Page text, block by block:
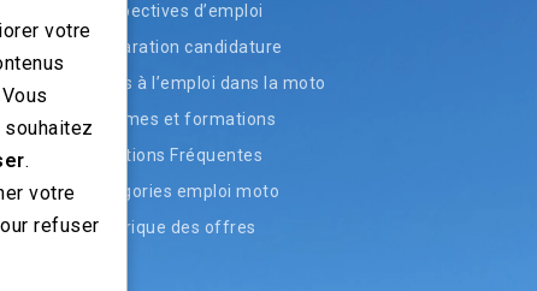
Perspectives d’emploi
Préparation candidature
Accès à l’emploi dans la moto
Diplômes et formations
Questions Fréquentes
Catégories emploi moto
Historique des offres
votre
.
votre
refuser